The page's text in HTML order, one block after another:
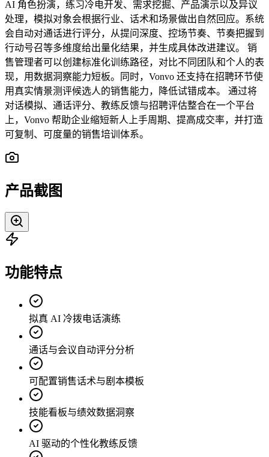
AI 角色扮演，练习冷电开发、需求挖掘、产品演示以及异议
处理，模拟对象会根据行业、话术和场景做出自然回应。系统
会自动对通话进行评分，从提问深度、控场节奏、节奏把握到
行动号召等多维度给出量化结果，并生成具体改进建议。 销
售管理者可以创建标准化训练路径，对比不同团队和个人的表
现，用数据洞察能力短板。同时，Vonvo 还支持在招聘环节使
用真实情景测评候选人的销售能力，降低试错成本。 通过将
对话模拟、通话评分、教练反馈与招聘评估整合在一个平台
上，Vonvo 帮助企业缩短新人上手周期、提高成交率，并打造
可复制、可度量的销售培训体系。
产品截图
功能特点
拟真 AI 冷拨电话演练
通话与会议自动评分分析
可配置销售话术与剧本模板
技能看板与绩效数据洞察
AI 驱动的个性化教练反馈